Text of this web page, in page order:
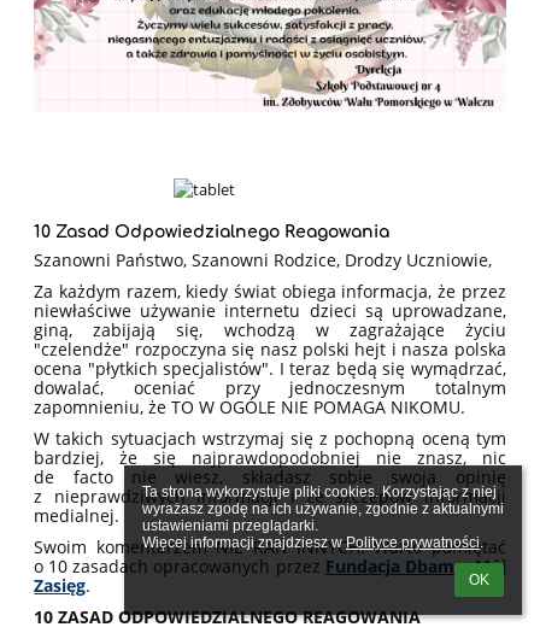
Ta strona wykorzystuje pliki cookies. Korzystając z niej
wyrażasz zgodę na ich używanie, zgodnie z aktualnymi
ustawieniami przeglądarki.
Więcej informacji znajdziesz w Polityce prywatności.
OK
10 Zasad Odpowiedzialnego Reagowania
Szanowni Państwo, Szanowni Rodzice, Drodzy Uczniowie,
Za każdym razem, kiedy świat obiega informacja, że przez
niewłaściwe używanie internetu dzieci są uprowadzane,
giną, zabijają się, wchodzą w zagrażające życiu
"czelendże" rozpoczyna się nasz polski hejt i nasza polska
ocena "płytkich specjalistów". I teraz będą się wymądrzać,
dowalać, oceniać przy jednoczesnym totalnym
zapomnieniu, że TO W OGÓLE NIE POMAGA NIKOMU.
W takich sytuacjach wstrzymaj się z pochopną oceną tym
bardziej, że się najprawdopodobniej nie znasz, nic
de facto nie wiesz, składasz sobie swoja opinię
z nieprawdziwych informacji i ze szczepów informacji
medialnej.
Swoim komentarzem NIE RAŃ INNYCH. Warto pamiętać
o 10 zasadach opracowanych przez Fundacja Dbam o Mój
Zasięg.
10 ZASAD ODPOWIEDZIALNEGO REAGOWANIA